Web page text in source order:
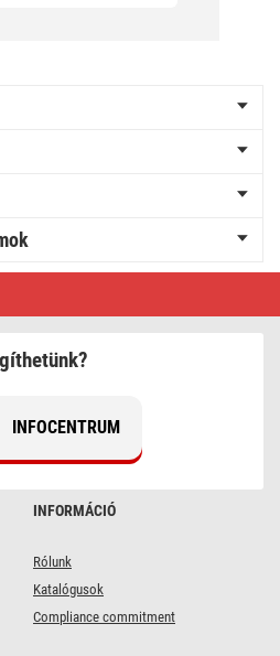
INFORMÁCIÓ
Rólunk
Katalógusok
Compliance commitment
INFOCENTRUM